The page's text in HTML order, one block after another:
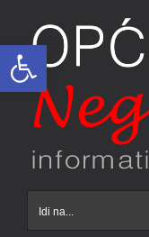
Open toolbar
content
Idi na...